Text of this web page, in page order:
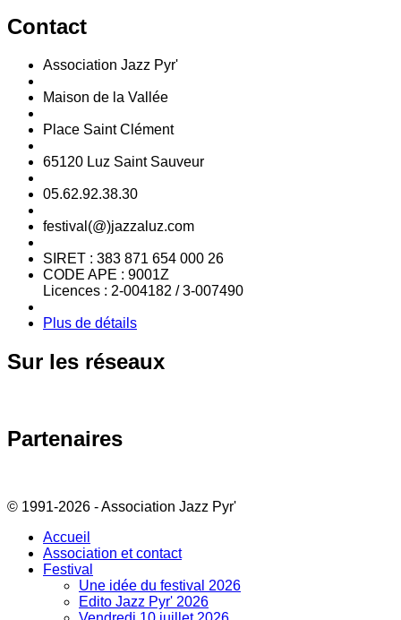
Contact
Association Jazz Pyr'
Maison de la Vallée
Place Saint Clément
65120 Luz Saint Sauveur
05.62.92.38.30
festival(@)jazzaluz.com
SIRET : 383 871 654 000 26
CODE APE : 9001Z
Licences : 2-004182 / 3-007490
Plus de détails
Sur les réseaux
Partenaires
© 1991-2026 - Association Jazz Pyr'
Accueil
Association et contact
Festival
Une idée du festival 2026
Edito Jazz Pyr' 2026